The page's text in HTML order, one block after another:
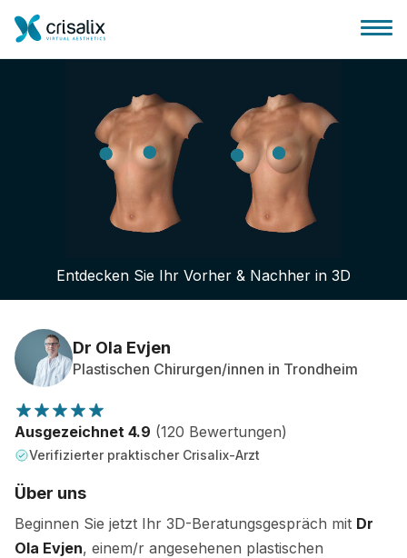
Startseite für Chirurgen
3D-Business-Plattform
Pläne
Bewertungen von Patienten
Entdecken Sie Ihr Vorher & Nachher in 3D
Dr Ola Evjen
Plastischen Chirurgen/innen in Trondheim
Ausgezeichnet 4.9 (120 Bewertungen)
Verifizierter praktischer Crisalix-Arzt
Über uns
Beginnen Sie jetzt Ihr 3D-Beratungsgespräch mit Dr
Ola Evjen, einem/r angesehenen plastischen